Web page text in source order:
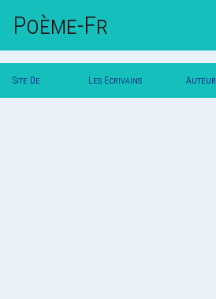
Poème-Fr
Site De Les Ecrivains Auteur